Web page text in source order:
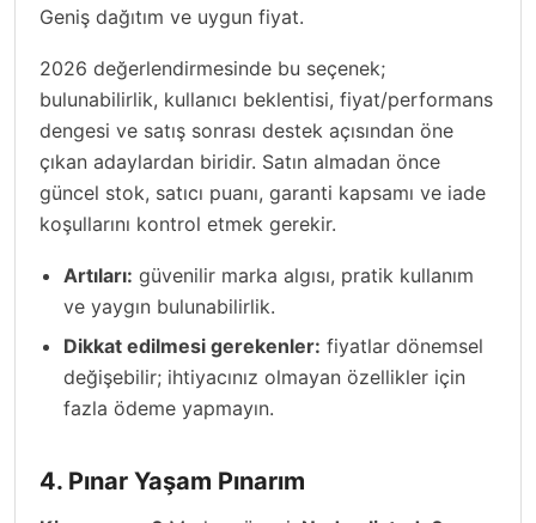
Geniş dağıtım ve uygun fiyat.
2026 değerlendirmesinde bu seçenek;
bulunabilirlik, kullanıcı beklentisi, fiyat/performans
dengesi ve satış sonrası destek açısından öne
çıkan adaylardan biridir. Satın almadan önce
güncel stok, satıcı puanı, garanti kapsamı ve iade
koşullarını kontrol etmek gerekir.
Artıları: güvenilir marka algısı, pratik kullanım
ve yaygın bulunabilirlik.
Dikkat edilmesi gerekenler: fiyatlar dönemsel
değişebilir; ihtiyacınız olmayan özellikler için
fazla ödeme yapmayın.
4. Pınar Yaşam Pınarım